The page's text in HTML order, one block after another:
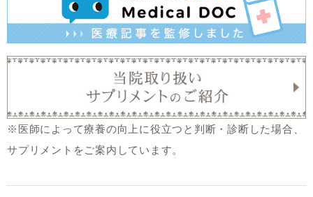
※医師によって療養の向上に役立つと判断・診断した場合、
サプリメントをご案内しています。